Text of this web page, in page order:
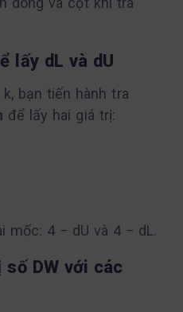
lấy dL và dU
bạn tiến hành tra
để lấy hai giá trị:
mốc: 4 − dU và 4 − dL.
DW với các